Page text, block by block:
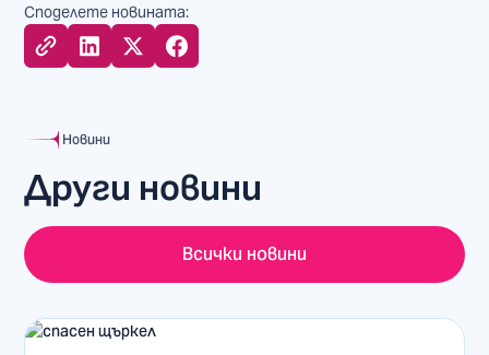
Споделете новината:
Новини
Други новини
Всички новини